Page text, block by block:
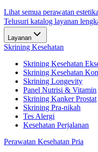
Lihat semua perawatan estetika
Telusuri katalog layanan
Layanan
Skrining Kesehatan
Skrining Kesehatan
Skrining Kesehatan
Skrining Longevity
Panel Nutrisi & Vitamin
Skrining Kanker Prostat
Skrining Pra-nikah
Tes Alergi
Kesehatan Perjalanan
Perawatan Kesehatan Pria